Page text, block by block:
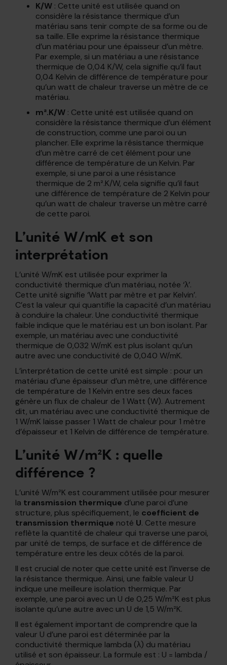
K/W : Cette unité est utilisée quand on
considère la résistance thermique d’un
matériau sans tenir compte de sa forme ou de
sa taille. Elle exprime la résistance thermique
d’un matériau pour une épaisseur d’un mètre.
Par exemple, si un matériau a une résistance
thermique de 0,04 K/W, cela signifie qu’il faut
0,04 Kelvin de différence de température pour
qu’un watt de chaleur traverse un mètre de ce
matériau.
m².K/W : Cette unité est utilisée quand on
considère la résistance thermique d’un élément
de construction, comme une paroi ou un
plancher. Elle exprime la résistance thermique
d’un mètre carré de cet élément pour une
différence de température de un Kelvin. Par
exemple, si une paroi a une résistance
thermique de 2 m².K/W, cela signifie qu’il faut
une différence de température de 2 Kelvin pour
qu’un watt de chaleur traverse un mètre carré
de cette paroi.
L’unité W/mK et son
interprétation
L’unité W/mK est utilisée pour exprimer la
conductivité thermique d’un matériau, notée ‘λ’.
Cette unité signifie ‘Watt par mètre et par Kelvin’.
C’est la valeur qui quantifie la capacité d’un matériau
à conduire la chaleur. Une conductivité thermique
faible indique que le matériau est un bon isolant. Par
exemple, un matériau avec une conductivité
thermique de 0,032 W/mK est plus isolant qu’un
autre avec une conductivité de 0,040 W/mK.
L’interprétation de cette unité est simple : pour un
matériau d’une épaisseur d’un mètre, une différence
de température de 1 Kelvin entre ses deux faces
génère un flux de chaleur de 1 Watt (W). Autrement
dit, un matériau avec une conductivité thermique de
1 W/mK laisse passer 1 Watt de chaleur pour 1 mètre
d’épaisseur et 1 Kelvin de différence de température.
L’unité W/m²K : quelle
différence ?
L’unité W/m²K est couramment utilisée pour mesurer
la transmission thermique d’une paroi d’une
structure, plus spécifiquement, le coefficient de
transmission thermique noté U. Cette mesure
reflète la quantité de chaleur qui traverse une paroi,
par unité de temps, de surface et de différence de
température entre les deux côtés de la paroi.
Il est crucial de noter que cette unité est l’inverse de
la résistance thermique. Ainsi, une faible valeur U
indique une meilleure isolation thermique. Par
exemple, une paroi avec un U de 0,25 W/m²K est plus
isolante qu’une autre avec un U de 1,5 W/m²K.
Il est également important de comprendre que la
valeur U d’une paroi est déterminée par la
conductivité thermique lambda (λ) du matériau
utilisé et son épaisseur. La formule est : U = lambda /